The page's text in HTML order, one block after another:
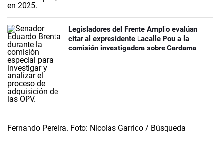
Legisladores del Frente Amplio evalúan
citar al expresidente Lacalle Pou a la
comisión investigadora sobre Cardama
Fernando Pereira. Foto: Nicolás Garrido / Búsqueda